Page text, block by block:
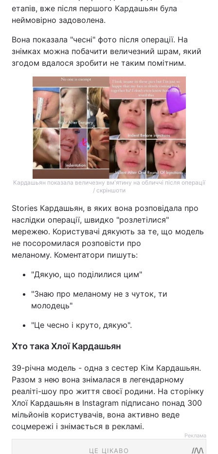
етапів, вже після першого Кардашьян була
неймовірно задоволена.
Вона показала "чесні" фото після операції. На
знімках можна побачити величезний шрам, який
згодом вдалося зробити не таким помітним.
Кардашьян показала величезну вм'ятину на обличчі після операції
/ скріншоти
Stories Кардашьян, в яких вона розповідала про
наслідки операції, швидко "розлетілися"
мережею. Користувачі дякують за те, що модель
не посоромилася розповісти про
меланому. Коментатори пишуть:
"Дякую, що поділилися цим"
"Знаю про меланому не з чуток, ти
молодець"
"Це чесно і круто, дякую".
Хто така Хлої Кардашьян
39-річна модель - одна з сестер Кім Кардашьян.
Разом з нею вона знімалася в легендарному
реаліті-шоу про життя своєї родини. На сторінку
Хлої Кардашьян в Instagram підписано понад 300
мільйонів користувачів, вона активно веде
соцмережі і знімається в рекламі.
Реклама